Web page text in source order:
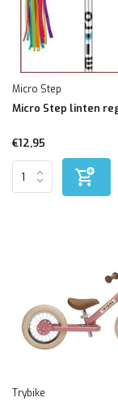
Micro Step
Micro Step linten
€12,95
Trybike